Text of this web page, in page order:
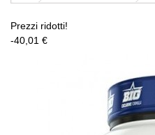
Prezzi ridotti!
-40,01 €